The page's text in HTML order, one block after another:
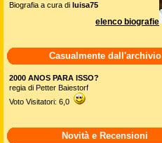
Biografia a cura di luisa75
elenco biografie
Casualmente dall'archivio
2000 ANOS PARA ISSO?
regia di Petter Baiestorf
Voto Visitatori: 6,0
Novità e Recensioni